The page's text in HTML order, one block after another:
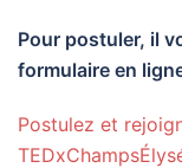
Pour postuler, il
formulaire en
Postulez et